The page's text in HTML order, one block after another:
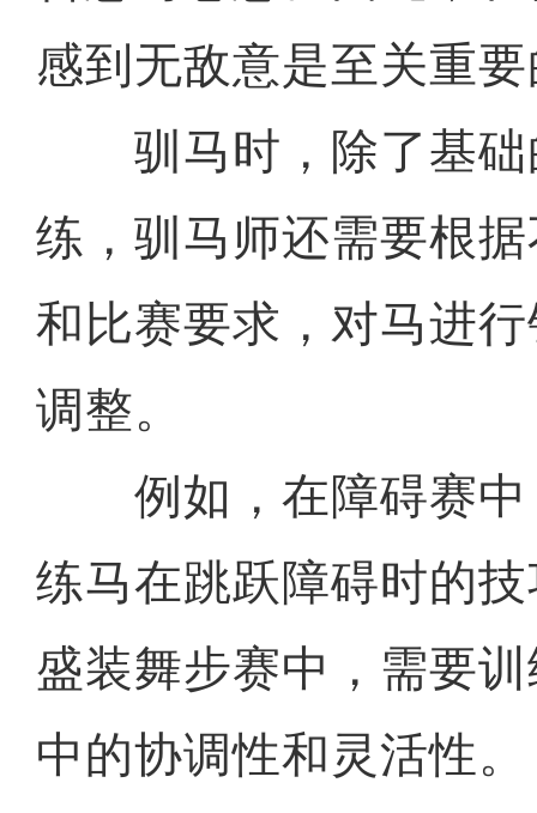
感到无敌意是至关重
驯马时，除了基础
练，驯马师还需要根
和比赛要求，对马进
调整。
例如，在障碍赛中
练马在跳跃障碍时的
盛装舞步赛中，需要
中的协调性和灵活性。